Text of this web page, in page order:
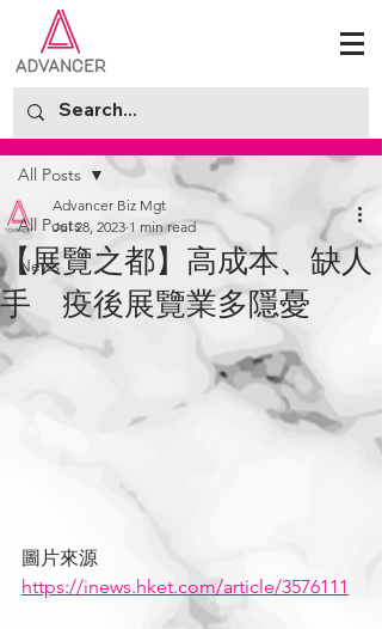
Post
All Posts
News
All Posts
【展覽之都】高成本、缺人
手 疫後展覽業多隱憂
Advancer Biz Mgt
Jul 28, 2023 1 min read
圖片來源
https://inews.hket.com/article/3576111